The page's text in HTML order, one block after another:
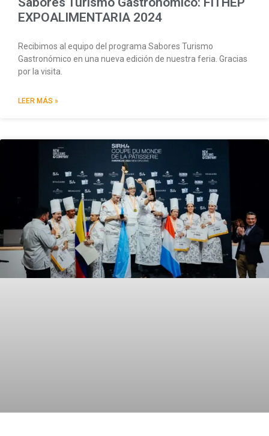
EXPOALIMENTARIA 2024
Recibimos al equipo del programa Sabores Turismo
Gastronómico en una nueva edición de nuestra feria. Gracias
por la visita.
LEER MÁS »